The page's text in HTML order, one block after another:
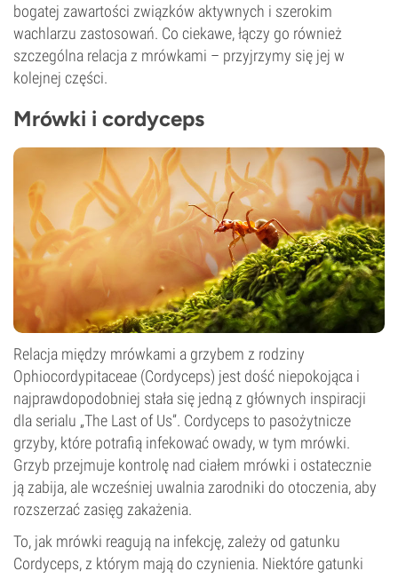
bogatej zawartości związków aktywnych i szerokim
wachlarzu zastosowań. Co ciekawe, łączy go również
szczególna relacja z mrówkami – przyjrzymy się jej w
kolejnej części.
Mrówki i cordyceps
Relacja między mrówkami a grzybem z rodziny
Ophiocordypitaceae (Cordyceps) jest dość niepokojąca i
najprawdopodobniej stała się jedną z głównych inspiracji
dla serialu „The Last of Us”. Cordyceps to pasożytnicze
grzyby, które potrafią infekować owady, w tym mrówki.
Grzyb przejmuje kontrolę nad ciałem mrówki i ostatecznie
ją zabija, ale wcześniej uwalnia zarodniki do otoczenia, aby
rozszerzać zasięg zakażenia.
To, jak mrówki reagują na infekcję, zależy od gatunku
Cordyceps, z którym mają do czynienia. Niektóre gatunki